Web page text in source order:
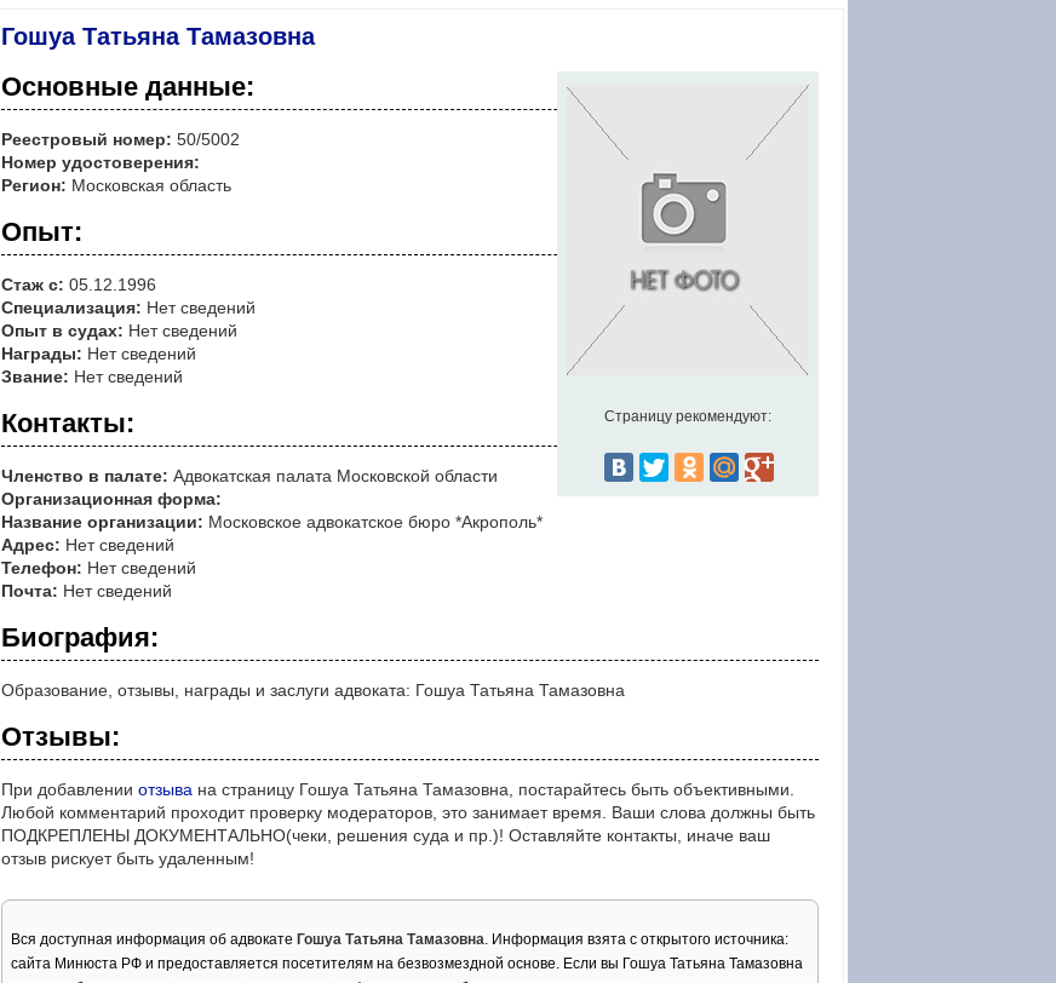
Гошуа Татьяна Тамазовна
Страницу рекомендуют:
Основные данные:
Реестровый номер: 50/5002
Номер удостоверения:
Регион: Московская область
Опыт:
Стаж с: 05.12.1996
Специализация: Нет сведений
Опыт в судах: Нет сведений
Награды: Нет сведений
Звание: Нет сведений
Контакты:
Членство в палате: Адвокатская палата Московской области
Организационная форма:
Название организации: Московское адвокатское бюро *Акрополь*
Адрес: Нет сведений
Телефон: Нет сведений
Почта: Нет сведений
Биография:
Образование, отзывы, награды и заслуги адвоката: Гошуа Татьяна Тамазовна
Отзывы:
При добавлении отзыва на страницу Гошуа Татьяна Тамазовна, постарайтесь быть объективными.
Любой комментарий проходит проверку модераторов, это занимает время. Ваши слова должны быть
ПОДКРЕПЛЕНЫ ДОКУМЕНТАЛЬНО(чеки, решения суда и пр.)! Оставляйте контакты, иначе ваш
отзыв рискует быть удаленным!
Вся доступная информация об адвокате Гошуа Татьяна Тамазовна. Информация взята с открытого источника:
сайта Минюста РФ и предоставляется посетителям на безвозмездной основе. Если вы Гошуа Татьяна Тамазовна